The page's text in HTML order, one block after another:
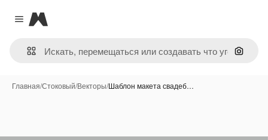
Close menu
Magnific
Поиск
Главная/Стоковый/Векторы/Шаблон макета свадеб…